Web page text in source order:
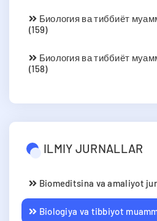
Биология ва тиббиёт
(159)
Биология ва тиббиёт
(158)
ILMIY JURNALLAR
Biomeditsina va amaliyot
Biologiya va tibbiyot